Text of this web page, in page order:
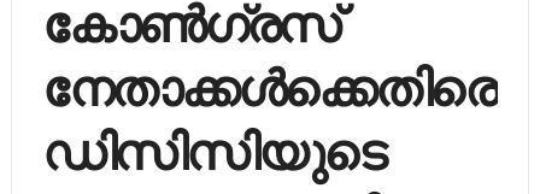
കോണ്‍ഗ്രസ്
നേതാക്കള്‍ക്കെതിരെ
ഡിസിസിയുടെ